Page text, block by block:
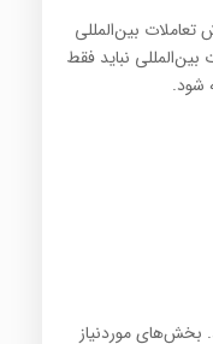
بین‌المللی
نباید فقط
شود.
بخش‌های موردنیاز